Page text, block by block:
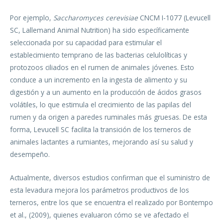
Por ejemplo, Saccharomyces cerevisiae CNCM I-1077 (Levucell
SC, Lallemand Animal Nutrition) ha sido específicamente
seleccionada por su capacidad para estimular el
establecimiento temprano de las bacterias celulolíticas y
protozoos ciliados en el rumen de animales jóvenes. Esto
conduce a un incremento en la ingesta de alimento y su
digestión y a un aumento en la producción de ácidos grasos
volátiles, lo que estimula el crecimiento de las papilas del
rumen y da origen a paredes ruminales más gruesas. De esta
forma, Levucell SC facilita la transición de los terneros de
animales lactantes a rumiantes, mejorando así su salud y
desempeño.
Actualmente, diversos estudios confirman que el suministro de
esta levadura mejora los parámetros productivos de los
terneros, entre los que se encuentra el realizado por Bontempo
et al., (2009), quienes evaluaron cómo se ve afectado el